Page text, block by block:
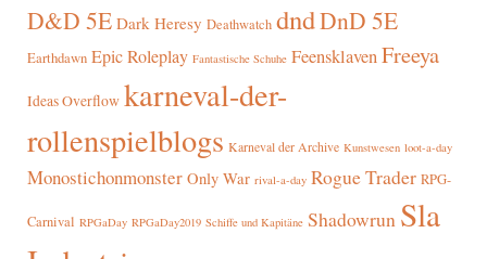
D&D 5E Dark Heresy Deathwatch dndDnD 5E
Earthdawn Epic Roleplay Fantastische Schuhe FeensklavenFreeya
Ideas Overflow karneval-der-
rollenspielblogs Karneval der Archive Kunstwesen loot-a-day
Monostichonmonster Only War rival-a-day Rogue Trader RPG-
Carnival RPGaDay RPGaDay2019 Schiffe und Kapitäne Shadowrun Sla